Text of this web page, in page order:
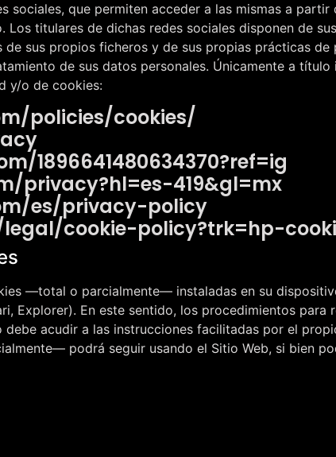
sociales, que permiten acceder a las mismas a
Los titulares de dichas redes sociales disponen de
sus propios ficheros y de sus propias prácticas
de sus datos personales. Únicamente a
y/o de cookies:
policies/cookies/
1896641480634370?ref=ig
privacy?hl=es-419&gl=mx
es/privacy-policy
cookie-policy?trk=hp-
—total o parcialmente— instaladas en su
Explorer). En este sentido, los procedimientos
acudir a las instrucciones facilitadas por el
podrá seguir usando el Sitio Web, si bien